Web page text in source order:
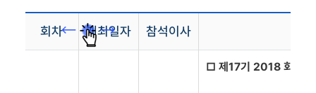
회차 개최일자 참석이사
□ 제17기 2018 회계연